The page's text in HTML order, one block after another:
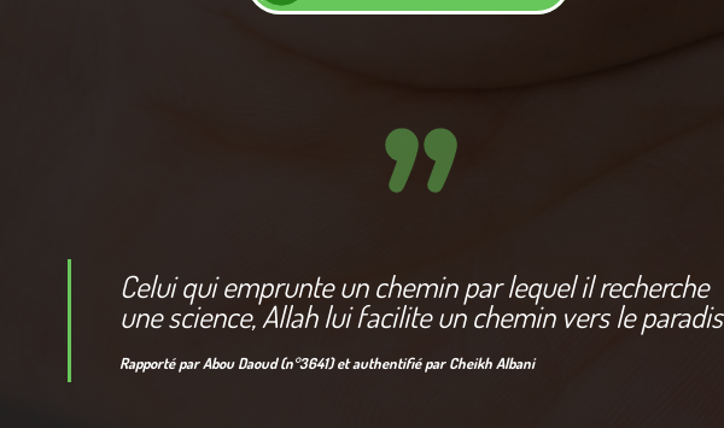
Celui qui emprunte un chemin par lequel il recherche
une science, Allah lui facilite un chemin vers le paradis
Rapporté par Abou Daoud (n°3641) et authentifié par Cheikh Albani